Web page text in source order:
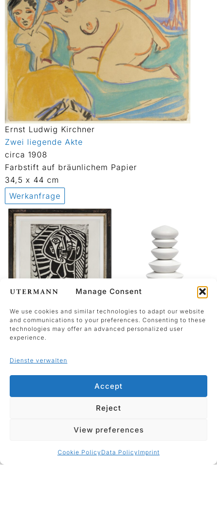
Manage Consent
We use cookies and similar technologies to adapt our website
and communications to your preferences. Consenting to these
technologies may offer an advanced personalized user
experience.
Dienste verwalten
Accept
Reject
View preferences
Cookie Policy Data Policy Imprint
Ernst Ludwig Kirchner
Zwei liegende Akte
circa 1908
Farbstift auf bräunlichem Papier
34,5 x 44 cm
Werkanfrage
Pablo Picasso
Aquatinta auf Papier
2023
Holz, gedrechselt und
19 cm